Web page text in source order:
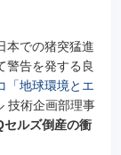
本での猪突猛進
警告を発する良
「地球環境とエ
技術企画部理事
セルズ倒産の衝